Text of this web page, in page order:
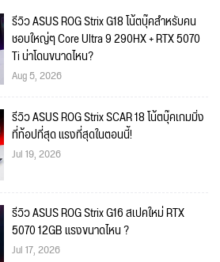
รีวิว ASUS ROG Strix G18 โน้ตบุ๊คสำหรับคน
ชอบใหญ่ๆ Core Ultra 9 290HX + RTX 5070
Ti น่าโดนขนาดไหน?
Aug 5, 2026
รีวิว ASUS ROG Strix SCAR 18 โน้ตบุ๊คเกมมิ่ง
ที่ท้อปที่สุด แรงที่สุดในตอนนี้!
Jul 19, 2026
รีวิว ASUS ROG Strix G16 สเปคใหม่ RTX
5070 12GB แรงขนาดไหน ?
Jul 17, 2026